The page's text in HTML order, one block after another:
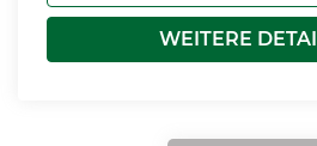
WEITERE